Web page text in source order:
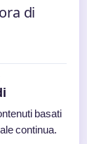
di
basati
continua.